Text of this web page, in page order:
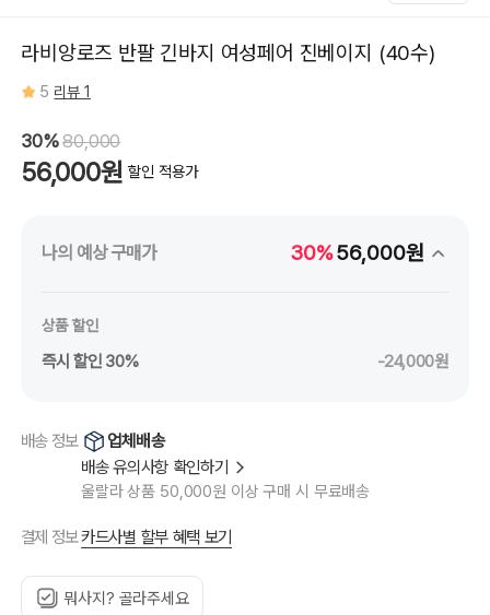
라비앙로즈 반팔 긴바지 여성페어 진베이지 (40수)
5 리뷰 1
30%80,000
56,000원 할인 적용가
나의 예상 구매가 30%56,000원
상품 할인
즉시 할인 30% -24,000원
배송 정보
업체배송
배송 유의사항 확인하기
울랄라 상품 50,000원 이상 구매 시 무료배송
결제 정보카드사별 할부 혜택 보기
뭐사지? 골라주세요